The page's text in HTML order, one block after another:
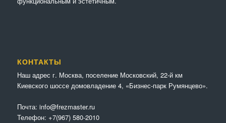
КОНТАКТЫ
Наш адрес г. Москва, поселение Московский, 22-й км
Киевского шоссе домовладение 4, «Бизнес-парк Румянцево».
Почта: info@frezmaster.ru
Телефон: +7(967) 580-2010